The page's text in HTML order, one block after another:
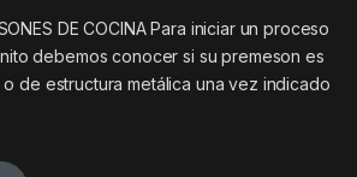
DE COCINA Para iniciar un proceso
debemos conocer si su premeson es
de estructura metálica una vez indicado